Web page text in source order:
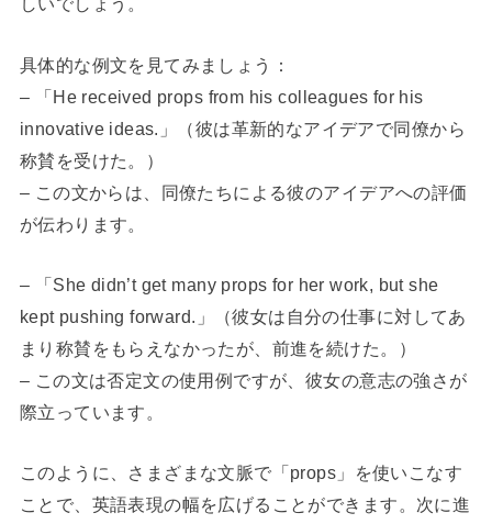
具体的な例文を見てみましょう：
– 「He received props from his colleagues for his
innovative ideas.」（彼は革新的なアイデアで同僚から
称賛を受けた。）
– この文からは、同僚たちによる彼のアイデアへの評価
が伝わります。
– 「She didn’t get many props for her work, but she
kept pushing forward.」（彼女は自分の仕事に対してあ
まり称賛をもらえなかったが、前進を続けた。）
– この文は否定文の使用例ですが、彼女の意志の強さが
際立っています。
このように、さまざまな文脈で「props」を使いこなす
ことで、英語表現の幅を広げることができます。次に進